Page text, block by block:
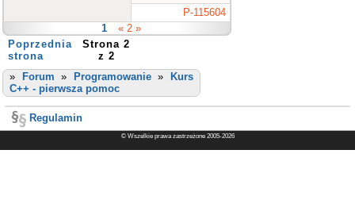
P-115604
1
« 2 »
Poprzednia
strona
Strona 2
z 2
»
Forum » Programowanie»
Kurs
C++ - pierwsza pomoc
Regulamin
© Wszelkie prawa zastrzeżone 2005-2026